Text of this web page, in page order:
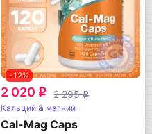
-12%
2 020 q 2 295q
Кальций & магний
Cal-Mag Caps